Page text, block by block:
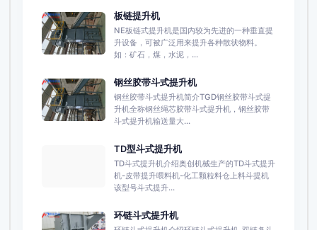
板链提升机
NE板链式提升机是国内较为先进的一种垂直提
升设备，可被广泛用来提升各种散状物料。
如：矿石，煤，水泥，...
钢丝胶带斗式提升机
钢丝胶带斗式提升机简介TGD钢丝胶带斗式提
升机全称钢丝绳芯胶带斗式提升机，钢丝胶带
斗式提升机输送量大...
TD型斗式提升机
TD斗式提升机介绍奥创机械生产的TD斗式提升
机-皮带提升喂料机-化工颗粒料仓上料斗提机
该型号斗式提升...
环链斗式提升机